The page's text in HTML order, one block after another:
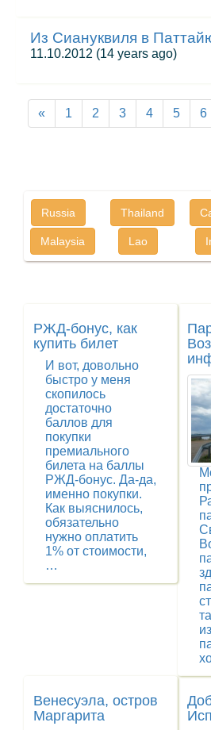
Из Сиануквиля в
11.10.2012 (14 years ago)
« 1 2 3 4 5 6
Russia Thailand
Malaysia Lao
РЖД-бонус, как
купить билет
И вот, довольно
быстро у меня
скопилось
достаточно
баллов для
покупки
премиального
билета на баллы
РЖД-бонус. Да-да,
именно покупки.
Как выяснилось,
обязательно
нужно оплатить
1% от стоимости,
…
Венесуэла, остров
Маргарита